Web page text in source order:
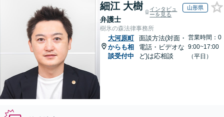
細江 大樹
弁護士
インタビュ
ーを見る
山形県
樹氷の森法律事務所
大河原町
からも相
談受付中
面談方法(対面・
電話・ビデオな
ど)は応相談
営業時間：0
9:00~17:00
（平日）